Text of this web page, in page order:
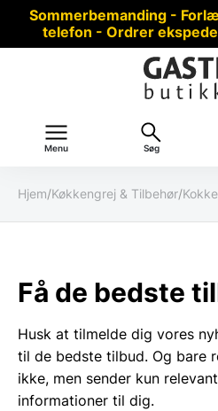
Sommerbemanding -
telefon - Ordrer
Menu Søg
Hjem/Køkkengrej & Tilbehør/
Få de bedste
Husk at tilmelde dig vores
til de bedste tilbud. Og bare
ikke, men sender kun
informationer til dig.